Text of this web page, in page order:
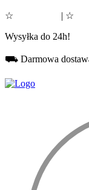
☆ | ☆
Wysyłka do 24h!
⛟ Darmowa